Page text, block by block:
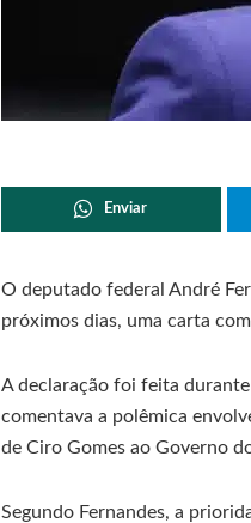
Enviar
O deputado federal André
próximos dias, uma carta
A declaração foi feita
comentava a polêmica
de Ciro Gomes ao Governo
Segundo Fernandes, a